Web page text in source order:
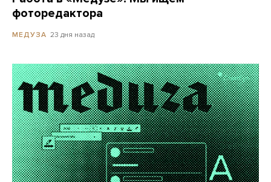
фоторедактора
МЕДУЗА 23 дня назад